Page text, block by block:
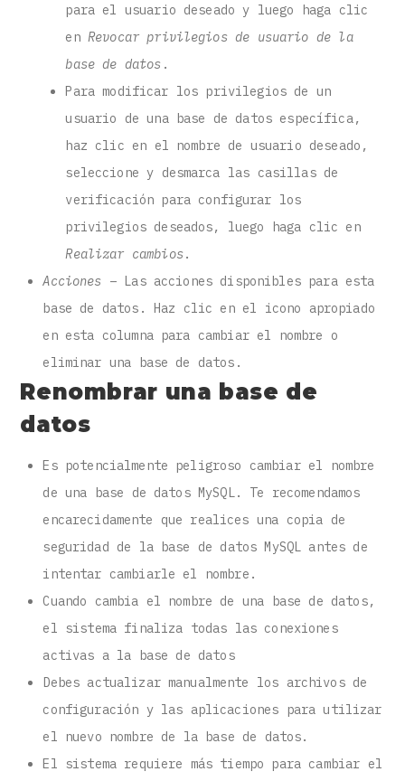
para el usuario deseado y luego haga clic
en Revocar privilegios de usuario de la
base de datos .
Para modificar los privilegios de un
usuario de una base de datos específica,
haz clic en el nombre de usuario deseado,
seleccione y desmarca las casillas de
verificación para configurar los
privilegios deseados, luego haga clic en
Realizar cambios.
Acciones – Las acciones disponibles para esta
base de datos. Haz clic en el icono apropiado
en esta columna para cambiar el nombre o
eliminar una base de datos.
Renombrar una base de
datos
Es potencialmente peligroso cambiar el nombre
de una base de datos MySQL. Te recomendamos
encarecidamente que realices una copia de
seguridad de la base de datos MySQL antes de
intentar cambiarle el nombre.
Cuando cambia el nombre de una base de datos,
el sistema finaliza todas las conexiones
activas a la base de datos
Debes actualizar manualmente los archivos de
configuración y las aplicaciones para utilizar
el nuevo nombre de la base de datos.
El sistema requiere más tiempo para cambiar el